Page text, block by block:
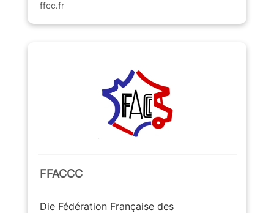
ffcc.fr
FFACCC
Die Fédération Française des